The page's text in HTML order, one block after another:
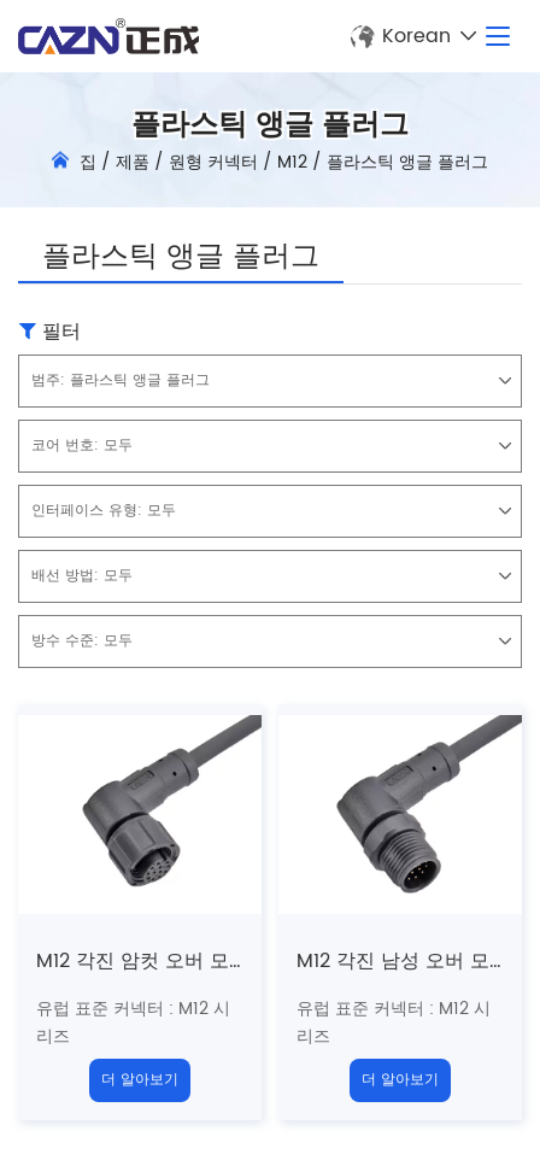
Korean
플라스틱 앵글 플러그
집 / 제품 / 원형 커넥터 / M12 / 플라스틱 앵글 플러그
플라스틱 앵글 플러그
필터
범주: 플라스틱 앵글 플러그
코어 번호: 모두
인터페이스 유형: 모두
배선 방법: 모두
방수 수준: 모두
M12 각진 암컷 오버 모드 플러그 (플라스틱 스타일)
유럽 ​​표준 커넥터 : M12 시
리즈
구조 유형 : 곡선오버 모드
더 알아보기
M12 각진 남성 오버 모드 플러그 (플라스틱 스타일)
유럽 ​​표준 커넥터 : M12 시
리즈
구조 유형 : 곡선오버 모드
더 알아보기